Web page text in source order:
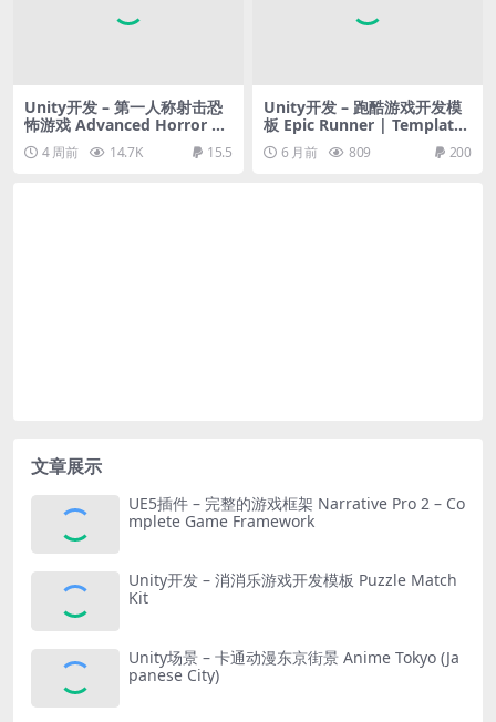
Unity开发 – 第一人称射击恐
怖游戏 Advanced Horror FP
S Kit for Mobile and PC – Fi
rst Person Shooter Horror
4 周前 14.7K 15.5
Unity开发 – 跑酷游戏开发模
板 Epic Runner | Template
+ Editor
6 月前 809 200
文章展示
UE5插件 – 完整的游戏框架 Narrative Pro 2 – Co
mplete Game Framework
Unity开发 – 消消乐游戏开发模板 Puzzle Match
Kit
Unity场景 – 卡通动漫东京街景 Anime Tokyo (Ja
panese City)